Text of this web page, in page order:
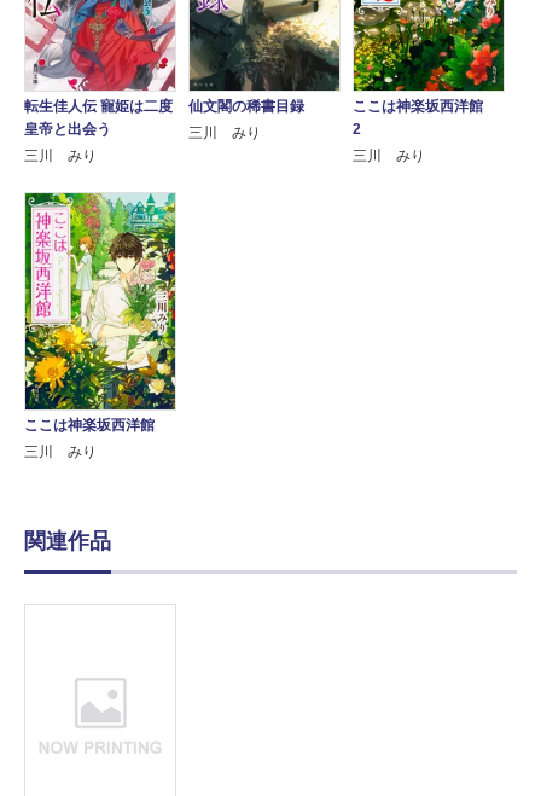
転生佳人伝 寵姫は二度
皇帝と出会う
三川 みり
仙文閣の稀書目録
三川 みり
ここは神楽坂西洋館
2
三川 みり
ここは神楽坂西洋館
三川 みり
関連作品